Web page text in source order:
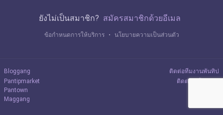
ยังไม่เป็นสมาชิก? สมัครสมาชิกด้วยอีเมล
ข้อกำหนดการให้บริการ ・ นโยบายความเป็นส่วนตัว
Bloggang
Pantipmarket
Pantown
Maggang
ติดต่อทีมงานพันทิป
ติดต่อลงโฆษณา